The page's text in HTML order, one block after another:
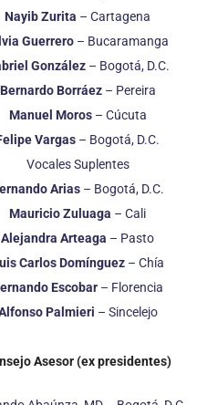
Nayib Zurita – Cartagena
Guerrero – Bucaramanga
González – Bogotá, D.C.
Bernardo Borráez– Pereira
Manuel Moros– Cúcuta
Vargas – Bogotá, D.C.
Vocales Suplentes
Arias– Bogotá, D.C.
Mauricio Zuluaga – Cali
Alejandra Arteaga – Pasto
Carlos Domínguez– Chía
Escobar– Florencia
Palmieri – Sincelejo
Asesor (ex presidentes)